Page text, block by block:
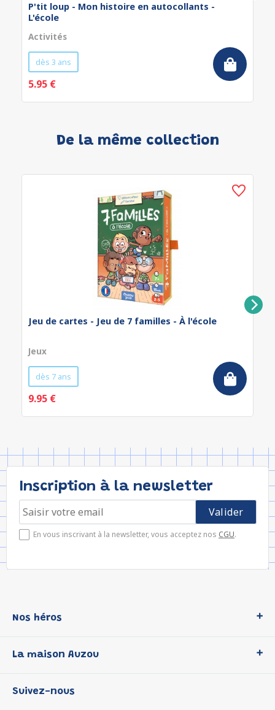
P'tit loup - Mon histoire en autocollants -
L'école
Activités
dès 3 ans
5.95 €
De la même collection
Jeu de cartes - Jeu de 7 familles - À l'école
Jeux
dès 7 ans
9.95 €
Inscription à la newsletter
En vous inscrivant à la newsletter, vous acceptez nos CGU.
Nos héros
P'tit Loup
Les Influenceuses
La maison Auzou
Notre histoire
Suivez-nous